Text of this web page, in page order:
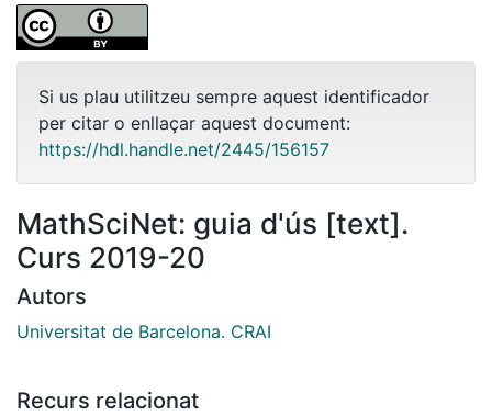
Si us plau utilitzeu sempre aquest identificador
per citar o enllaçar aquest document:
https://hdl.handle.net/2445/156157
MathSciNet: guia d'ús [text].
Curs 2019-20
Autors
Universitat de Barcelona. CRAI
Recurs relacionat